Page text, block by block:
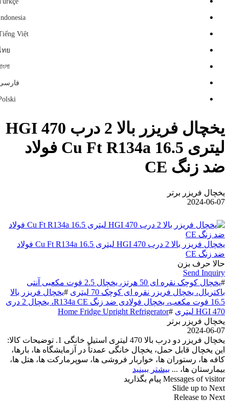
Indonesia
Tiếng Việt
ไทย
বাংলা
فارسی
Polski
یخچال فریزر بالا 2 درب HGI 470
لیتری 16.5 Cu Ft R134a فولاد
ضد زنگ CE
یخچال فریزر برتر
2024-06-07
یخچال فریزر بالا 2 درب HGI 470 لیتری 16.5 Cu Ft R134a فولاد
ضد زنگ CE
حالا حرف بزن
Send Inquiry
#
یخچال کوچک نقره ای 50 هرتز، یخچال 2.5 فوت مکعبی آنتی
باکتریال، یخچال فریزر نقره ای کوچک 70 لیتری
#یخچال فریزر بالا
16.5 فوت مکعب، یخچال فولادی ضد زنگ R134a CE، یخچال 2 دری
HGI 470 لیتری
#
Home Fridge Upright Refrigerator
یخچال فریزر برتر
2024-06-07
یخچال فریزر دو درب بالا 470 لیتری استیل خانگی 1. توضیحات کالا:
این یخچال قابل حمل، یخچال خانگی عمدتاً در آزمایشگاه ها، بارها،
کافه ها، رستوران ها، خواربار فروشی ها، سوپرمارکت ها، هتل ها،
بیمارستان ها، ... بیشتر ببینید
Messages of visitor پیام بگذارید
Slide up to Next
Release to Next